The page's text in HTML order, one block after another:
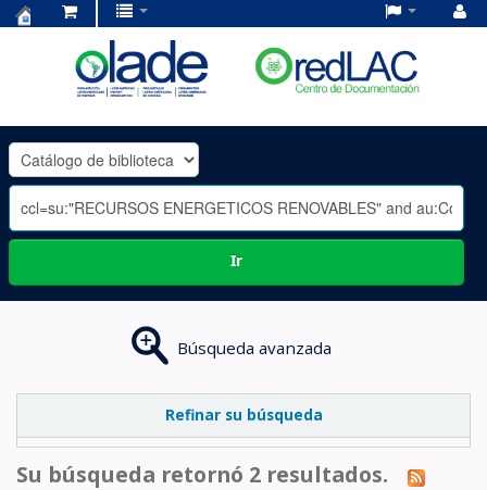
OLADE
-
Ir
Búsqueda avanzada
Refinar su búsqueda
Su búsqueda retornó 2 resultados.